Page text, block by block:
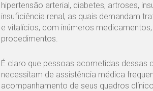
hipertensão arterial, diabetes, artroses,
insuficiência renal, as quais demandam
e vitalícios, com inúmeros
procedimentos.
É claro que pessoas acometidas dessas
necessitam de assistência médica
acompanhamento de seus quadros